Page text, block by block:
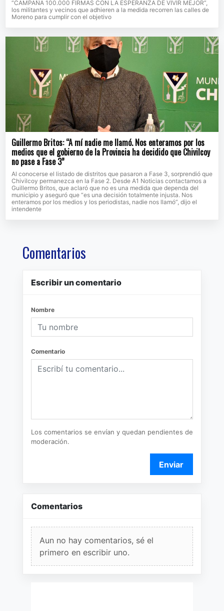
“CAMPAÑA 100.000 FIRMAS CON LA ESPERANZA DE VIVIR MEJOR”,
los militantes y vecinos que adhieren a la medida recorren las calles de
Moreno para cumplir con el objetivo
Guillermo Britos: “A mí nadie me llamó. Nos enteramos por los
medios que el gobierno de la Provincia ha decidido que Chivilcoy
no pase a Fase 3”
Al conocerse el listado de distritos que pasaron a Fase 3, sorprendió que
Chivilcoy permanezca en la Fase 2. Desde A1 Noticias contactamos a
Guillermo Britos, que aclaró que no es una medida que dependa del
municipio y aseguró que “es una decisión totalmente injusta. Nos
enteramos por los medios y los periodistas, nadie nos llamó”, dijo el
intendente
Comentarios
Escribir un comentario
Nombre
Comentario
Los comentarios se envían y quedan pendientes de
moderación.
Enviar
Comentarios
Aun no hay comentarios, sé el
primero en escribir uno.